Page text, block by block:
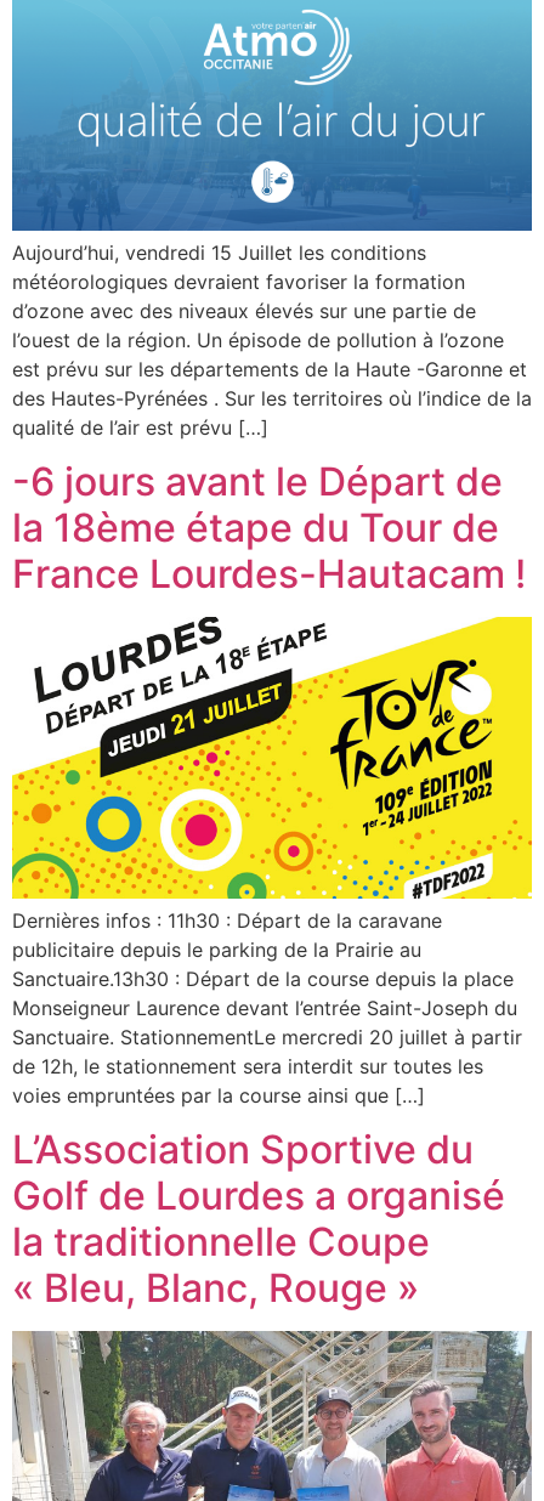
Aujourd’hui, vendredi 15 Juillet les conditions
météorologiques devraient favoriser la formation
d’ozone avec des niveaux élevés sur une partie de
l’ouest de la région. Un épisode de pollution à l’ozone
est prévu sur les départements de la Haute -Garonne et
des Hautes-Pyrénées . Sur les territoires où l’indice de la
qualité de l’air est prévu […]
-6 jours avant le Départ de
la 18ème étape du Tour de
France Lourdes-Hautacam !
Dernières infos : 11h30 : Départ de la caravane
publicitaire depuis le parking de la Prairie au
Sanctuaire.13h30 : Départ de la course depuis la place
Monseigneur Laurence devant l’entrée Saint-Joseph du
Sanctuaire. StationnementLe mercredi 20 juillet à partir
de 12h, le stationnement sera interdit sur toutes les
voies empruntées par la course ainsi que […]
L’Association Sportive du
Golf de Lourdes a organisé
la traditionnelle Coupe
« Bleu, Blanc, Rouge »